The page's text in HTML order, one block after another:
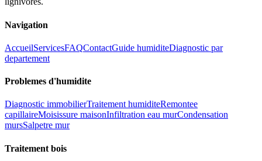
Navigation
AccueilServicesFAQContactGuide humiditeDiagnostic par
departement
Problemes d'humidite
Diagnostic immobilierTraitement humiditeRemontee
capillaireMoisissure maisonInfiltration eau murCondensation
mursSalpetre mur
Traitement bois